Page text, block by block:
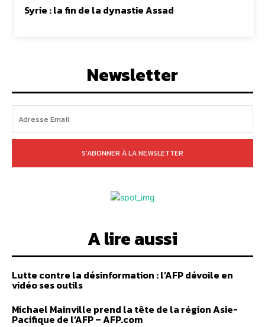
Syrie : la fin de la dynastie Assad
Newsletter
S'ABONNER À LA NEWSLETTER
A lire aussi
Lutte contre la désinformation : l’AFP dévoile en
vidéo ses outils
Michael Mainville prend la tête de la région Asie-
Pacifique de l’AFP – AFP.com